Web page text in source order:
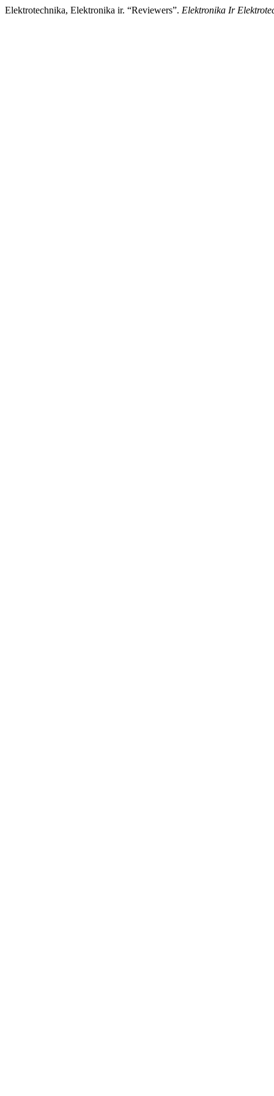
Elektrotechnika, Elektronika ir. “Reviewers”. Elektronika Ir